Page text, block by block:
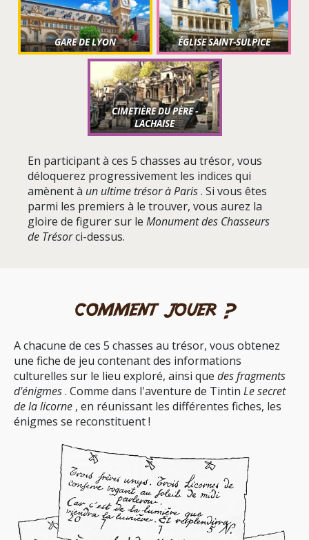
GARE DE LYON ÉGLISE SAINT-SULPICE
CIMETIÈRE DUPÈRE-
LACHAISE
En participant à ces 5 chasses au trésor, vous
déloquerez progressivement les indices qui
amènent à un ultime trésor à Paris. Si vous êtes
parmi les premiers à le trouver, vous aurez la
gloire de figurer sur le Monument des Chasseurs
de Trésorci-dessus.
comment jouer ?
A chacune de ces 5 chasses au trésor, vous obtenez
une fiche de jeu contenant des informations
culturelles sur le lieu exploré, ainsi que des fragments
d'énigmes. Comme dans l'aventure de Tintin Le secret
de la licorne , en réunissant les différentes fiches, les
énigmes se reconstituent !